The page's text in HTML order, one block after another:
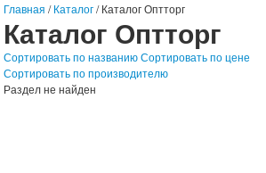
Главная /Каталог/Каталог Оптторг
Каталог Оптторг
Сортировать по названию Сортировать по цене
Сортировать по производителю
Раздел не найден